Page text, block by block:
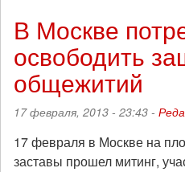
митинга
17
февраля
в
Москве
В Москве
освободить
общежитий
17 февраля, 2013 - 23:43 -
17 февраля в Москве на
заставы прошел митинг,